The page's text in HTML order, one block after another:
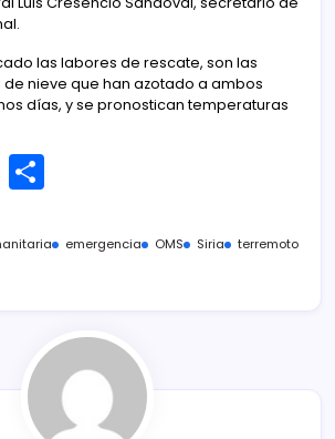
las labores de rescate, son las
nieve que han azotado a ambos
días, y se pronostican temperaturas
E
m
ai m
tir
emergencia OMS Siria
terremoto